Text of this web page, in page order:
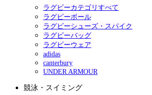
ラグビーカテゴリすべて
ラグビーボール
ラグビーシューズ・スパイク
ラグビーバッグ
ラグビーウェア
adidas
canterbury
UNDER ARMOUR
競泳・スイミング